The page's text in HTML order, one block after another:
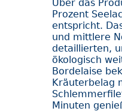
Über das
Prozent
entspricht.
und mittlere
detaillierten,
ökologisch
Bordelaise
Kräuterbelag
Minuten